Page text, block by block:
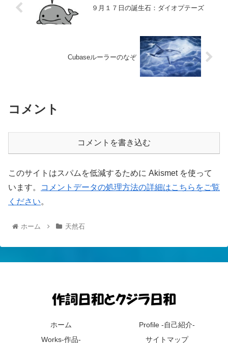
９月１７日の誕生石：ダイオプテーズ
Cubaseルーラーのなぞ
コメント
コメントを書き込む
このサイトはスパムを低減するために Akismet を使って
います。
コメントデータの処理方法の詳細はこちらをご覧
ください。
ホーム 天然石
ホーム
Profile -自己紹介-
Works-作品-
サイトマップ